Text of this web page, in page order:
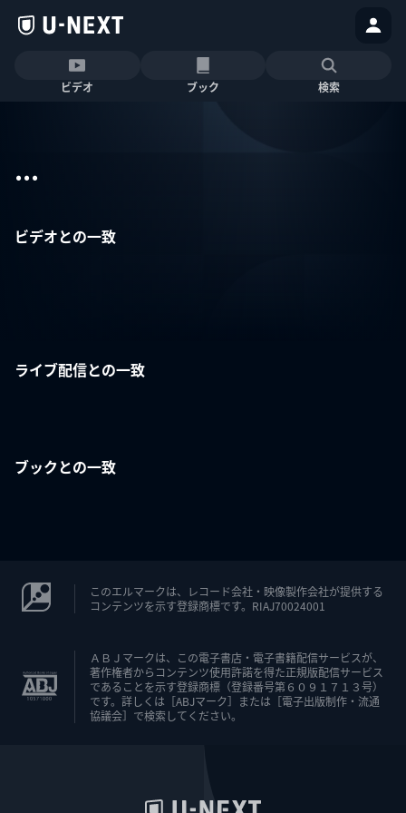
ビデオ ブック 検索
...
ビデオとの一致
ライブ配信との一致
ブックとの一致
このエルマークは、レコード会社・映像製作会社が提供する
コンテンツを示す登録商標です。RIAJ70024001
ＡＢＪマークは、この電子書店・電子書籍配信サービスが、
著作権者からコンテンツ使用許諾を得た正規版配信サービス
であることを示す登録商標（登録番号第６０９１７１３号）
です。詳しくは［ABJマーク］または［電子出版制作・流通
協議会］で検索してください。